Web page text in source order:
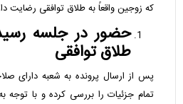
که زوجین واقعاً به طلاق توافقی رضایت
حضور در جلسه
طلاق توافقی
پس از ارسال پرونده به شعبه دارای
تمام جزئیات را بررسی کرده و با توجه